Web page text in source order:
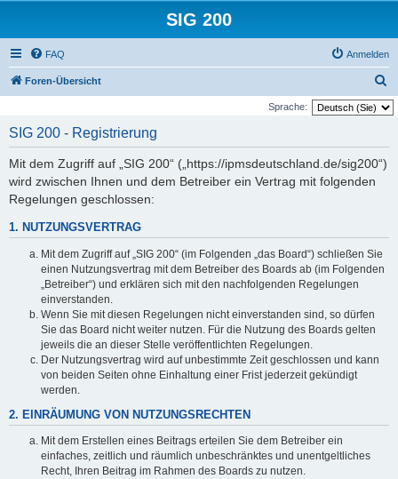
SIG 200
FAQ Anmelden
Foren-Übersicht
u
Sprache:
SIG 200 - Registrierung
Mit dem Zugriff auf „SIG 200“ („https://ipmsdeutschland.de/sig200“)
wird zwischen Ihnen und dem Betreiber ein Vertrag mit folgenden
Regelungen geschlossen:
1. NUTZUNGSVERTRAG
Mit dem Zugriff auf „SIG 200“ (im Folgenden „das Board“) schließen Sie
einen Nutzungsvertrag mit dem Betreiber des Boards ab (im Folgenden
„Betreiber“) und erklären sich mit den nachfolgenden Regelungen
einverstanden.
Wenn Sie mit diesen Regelungen nicht einverstanden sind, so dürfen
Sie das Board nicht weiter nutzen. Für die Nutzung des Boards gelten
jeweils die an dieser Stelle veröffentlichten Regelungen.
Der Nutzungsvertrag wird auf unbestimmte Zeit geschlossen und kann
von beiden Seiten ohne Einhaltung einer Frist jederzeit gekündigt
werden.
2. EINRÄUMUNG VON NUTZUNGSRECHTEN
Mit dem Erstellen eines Beitrags erteilen Sie dem Betreiber ein
einfaches, zeitlich und räumlich unbeschränktes und unentgeltliches
Recht, Ihren Beitrag im Rahmen des Boards zu nutzen.